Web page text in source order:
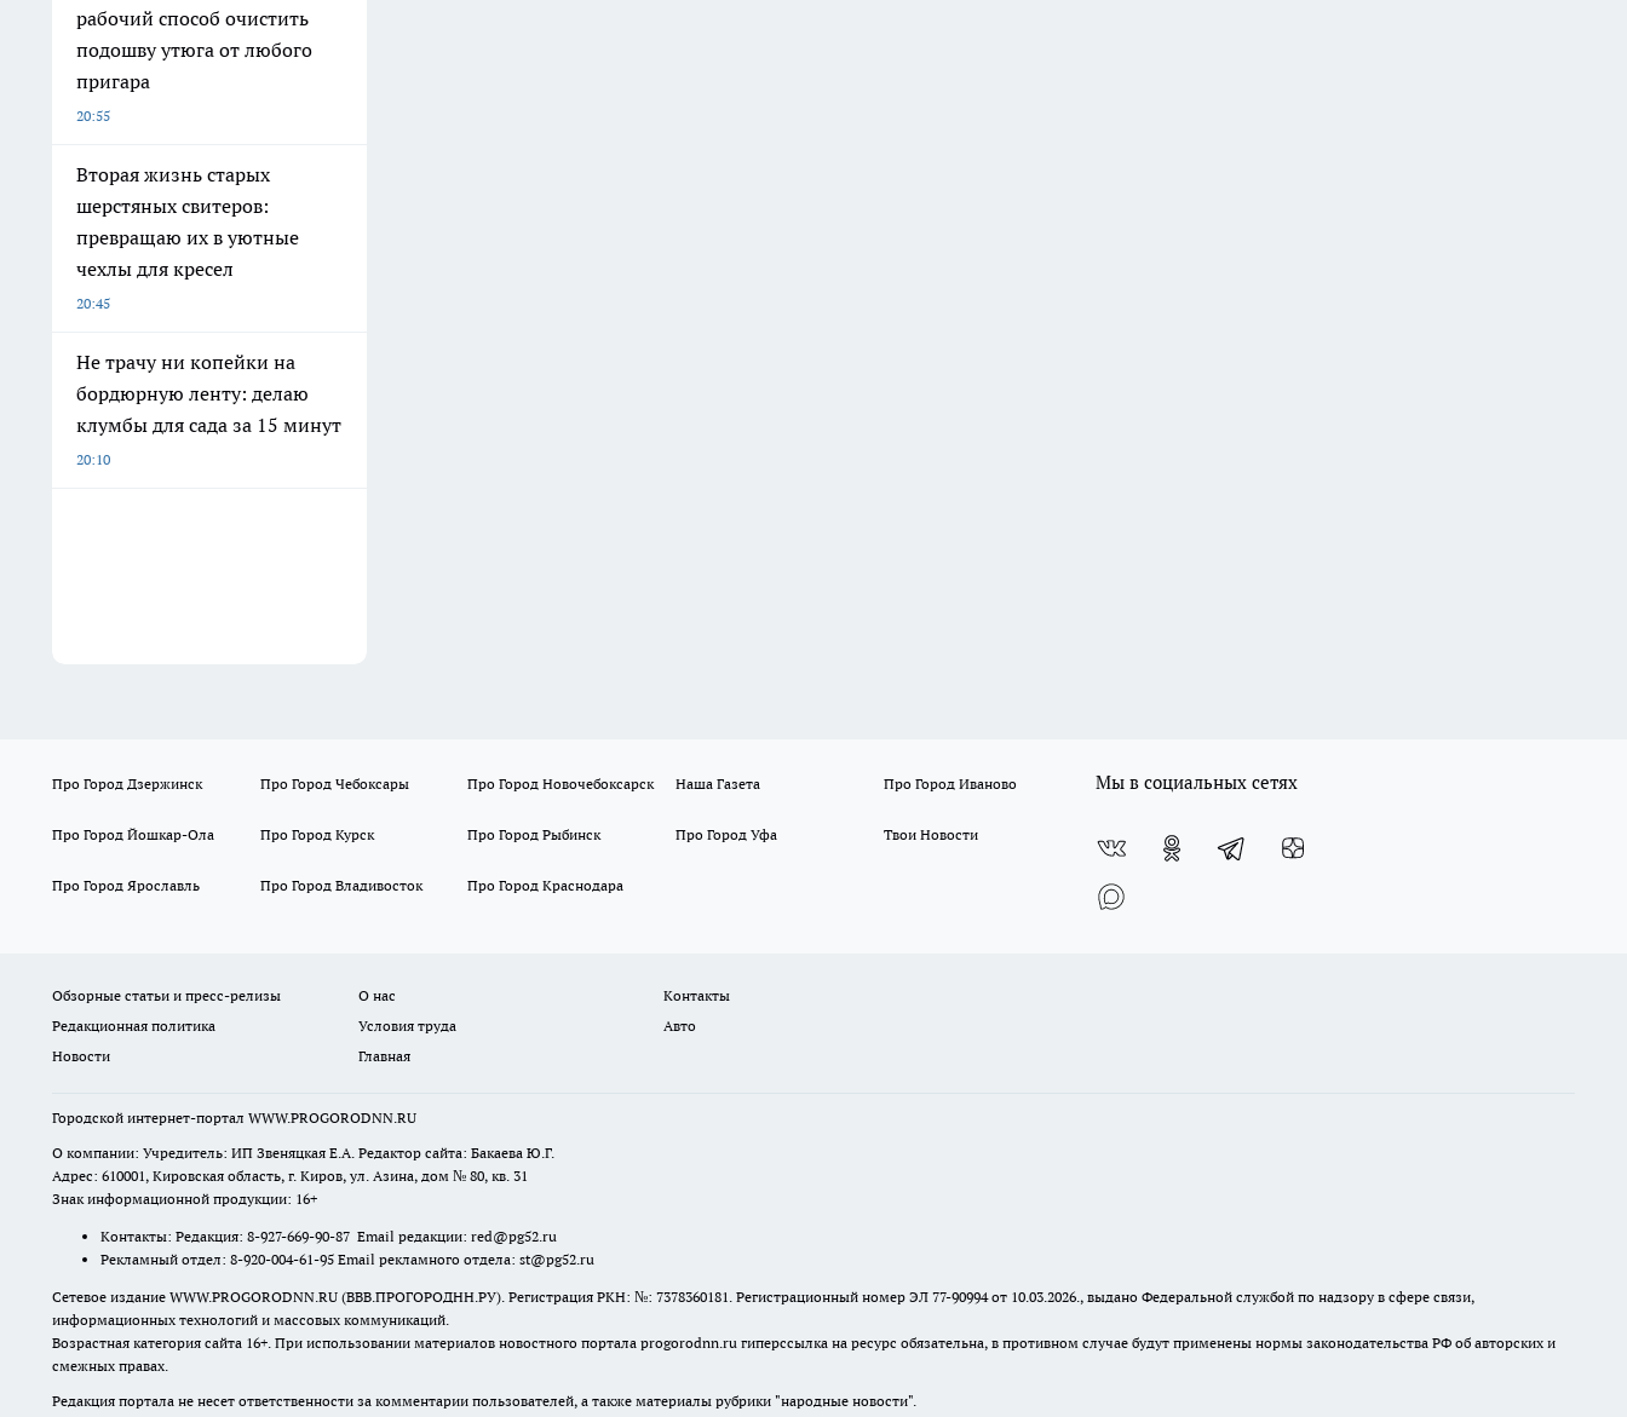
рабочий способ очистить
подошву утюга от любого
пригара
20:55
Вторая жизнь старых
шерстяных свитеров:
превращаю их в уютные
чехлы для кресел
20:45
Не трачу ни копейки на
бордюрную ленту: делаю
клумбы для сада за 15 минут
20:10
Про Город Дзержинск Про Город Чебоксары Про Город Новочебоксарск Наша Газета Про Город Иваново
Про Город Йошкар-Ола Про Город Курск Про Город Рыбинск Про Город Уфа Твои Новости
Про Город Ярославль Про Город Владивосток Про Город Краснодара
Мы в социальных сетях
Обзорные статьи и пресс-релизы О нас
Контакты
Редакционная политика
Условия труда
Авто
Новости
Главная
Городской интернет-портал WWW.PROGORODNN.RU
О компании: Учредитель: ИП Звеняцкая Е.А. Редактор сайта: Бакаева Ю.Г.
Адрес: 610001, Кировская область, г. Киров, ул. Азина, дом № 80, кв. 31
Знак информационной продукции: 16+
Контакты: Редакция: 8-927-669-90-87 Email редакции: red@pg52.ru
Рекламный отдел: 8-920-004-61-95 Email рекламного отдела: st@pg52.ru
Сетевое издание WWW.PROGORODNN.RU (ВВВ.ПРОГОРОДНН.РУ). Регистрация РКН: №: 7378360181. Регистрационный номер ЭЛ 77-90994 от 10.03.2026., выдано Федеральной службой по надзору в сфере связи,
информационных технологий и массовых коммуникаций.
Возрастная категория сайта 16+. При использовании материалов новостного портала progorodnn.ru гиперссылка на ресурс обязательна, в противном случае будут применены нормы законодательства РФ об авторских и
смежных правах.
Редакция портала не несет ответственности за комментарии пользователей, а также материалы рубрики "народные новости".